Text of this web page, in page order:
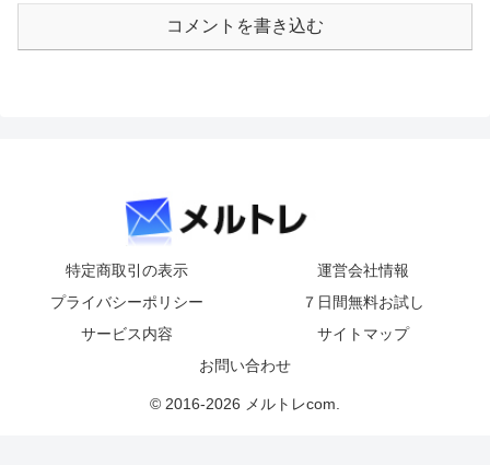
コメントを書き込む
特定商取引の表示
運営会社情報
プライバシーポリシー
７日間無料お試し
サービス内容
サイトマップ
お問い合わせ
© 2016-2026 メルトレcom.